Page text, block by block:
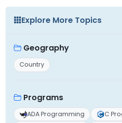
Explore More Topics
Geography
Country
Programs
ADA Programming
C